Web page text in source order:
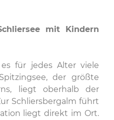
mit Kindern
für jedes Alter viele
der größte
liegt oberhalb der
Schliersbergalm führt
liegt direkt im Ort.